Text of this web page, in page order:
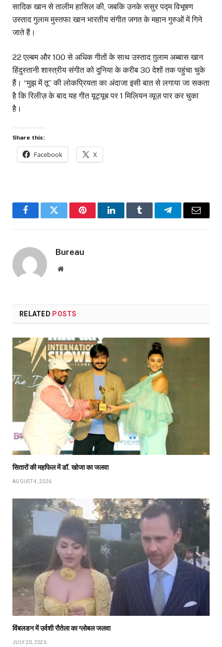
सादिक खान से तालीम हासिल की, जबकि उनके ससुर पद्म विभूषण
उस्ताद गुलाम मुस्तफा खान भारतीय संगीत जगत के महान गुरुओं में गिने
जाते हैं।
22 एल्बम और 100 से अधिक गीतों के साथ उस्ताद ग़ुलाम अब्बास खान
हिंदुस्तानी शास्त्रीय संगीत को दुनिया के करीब 30 देशों तक पहुंचा चुके
हैं। “मुझ में तू” की लोकप्रियता का अंदाजा इसी बात से लगाया जा सकता
है कि रिलीज़ के बाद यह गीत यूट्यूब पर 1 मिलियन व्यूज़ पार कर चुका
है।
Share this:
Facebook X
FacebookTwitter PinterestLinkedInTumblr TelegramEmail
Bureau
Website
RELATED POSTS
सितारों की महफिल में डॉ. खोजा का जलवा
AUGUST 4, 2026
विंबलडन में उर्वशी रौतेला का ग्लोबल जलवा
JULY 20, 2026